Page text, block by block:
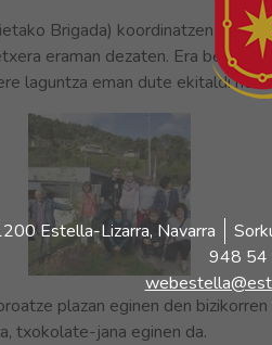
Estella-Lizarra, Navarra
948 54
Brigada) koordinatzen duten
eraman dezaten. Era berean,
laguntza eman dute ekitaldi
plazan eginen den
txokolate-jana eginen da.